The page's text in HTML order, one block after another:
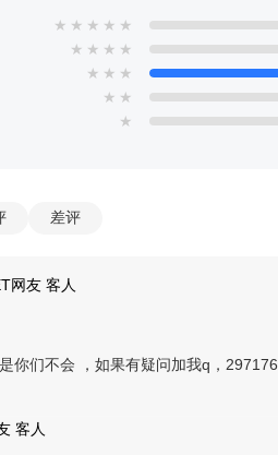
★ ★ ★ ★ ★
★ ★ ★ ★
★ ★ ★
★ ★
★
差评
网友 客人
你们不会 ，如果有疑问加我q，
客人